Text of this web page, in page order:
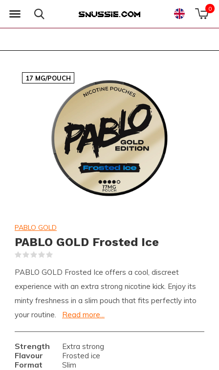
0
17 MG/POUCH
PABLO GOLD
PABLO GOLD Frosted Ice
PABLO GOLD Frosted Ice offers a cool, discreet
experience with an extra strong nicotine kick. Enjoy its
minty freshness in a slim pouch that fits perfectly into
your routine.
Read more...
Strength Extra strong
Flavour Frosted ice
Format Slim